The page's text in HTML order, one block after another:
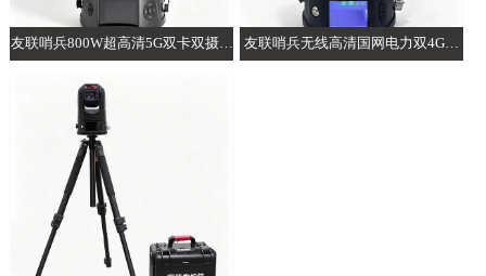
友联哨兵800W超高清5G双卡双摄AI 友联哨兵无线高清国网电力双4G智